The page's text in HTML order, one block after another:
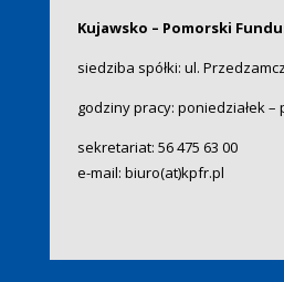
Kujawsko – Pomorski
siedziba spółki: ul.
godziny pracy: poniedziałek –
sekretariat: 56 475 63 00
e-mail: biuro(at)kpfr.pl